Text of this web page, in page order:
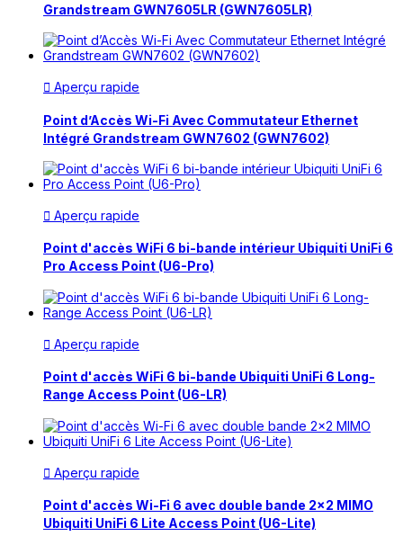
Grandstream GWN7605LR (GWN7605LR)
 Aperçu rapide
Point d’Accès Wi-Fi Avec Commutateur Ethernet
Intégré Grandstream GWN7602 (GWN7602)
 Aperçu rapide
Point d'accès WiFi 6 bi-bande intérieur Ubiquiti UniFi 6
Pro Access Point (U6-Pro)
 Aperçu rapide
Point d'accès WiFi 6 bi-bande Ubiquiti UniFi 6 Long-
Range Access Point (U6-LR)
 Aperçu rapide
Point d'accès Wi-Fi 6 avec double bande 2x2 MIMO
Ubiquiti UniFi 6 Lite Access Point (U6-Lite)